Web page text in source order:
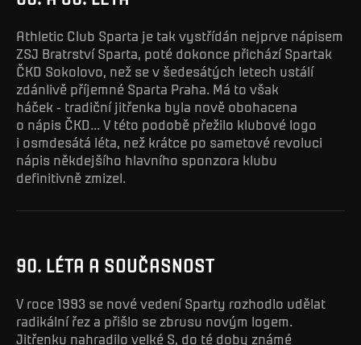
Athletic Club Sparta je tak vystřídán nejprve nápisem
ZSJ Bratrství Sparta, poté dokonce přichází Spartak
ČKD Sokolovo, než se v šedesátých letech ustálí
zdánlivě příjemné Sparta Praha. Má to však
háček - tradiční jitřenka byla nově obohacena
o nápis ČKD... V této podobě přežilo klubové logo
i osmdesátá léta, než krátce po sametové revoluci
nápis někdejšího hlavního sponzora klubu
definitivně zmizel.
90. LÉTA A SOUČASNOST
V roce 1993 se nové vedení Sparty rozhodlo udělat
radikální řez a přišlo se zbrusu novým logem.
Jitřenku nahradilo velké S, do té doby známé